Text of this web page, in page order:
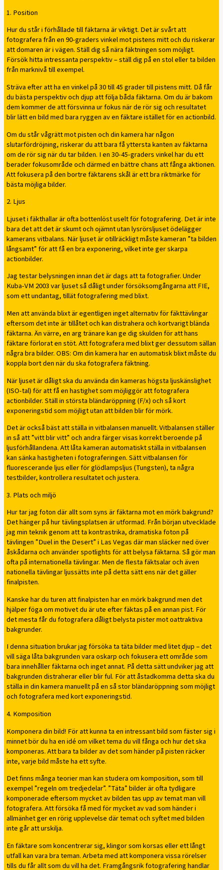
1. Position
Hur du står i förhållade till fäktarna är viktigt. Det är svårt att
fotografera från en 90-graders vinkel mot pistens mitt och du riskerar
att domaren är i vägen. Ställ dig så nära fäktningen som möjligt.
Försök hitta intressanta perspektiv – ställ dig på en stol eller ta bilden
från marknivå till exempel.
Sträva efter att ha en vinkel på 30 till 45 grader till pistens mitt. Då får
du bästa perspektiv och djup att följa båda fäktarna. Om du är bakom
dem kommer de att försvinna ur fokus när de rör sig och resultatet
blir lätt en bild med bara ryggen av en fäktare istället för en actionbild.
Om du står vågrätt mot pisten och din kamera har någon
slutarfördröjning, riskerar du att bara få yttersta kanten av fäktarna
om de rör sig när du tar bilden. I en 30-45-graders vinkel har du ett
berader fokusområde och därmed en bättre chans att fånga aktionen.
Att fokusera på den bortre fäktarens skål är ett bra riktmärke för
bästa möjliga bilder.
2. Ljus
Ljuset i fäkthallar är ofta bottenlöst uselt för fotografering. Det är inte
bara det att det är skumt och ojämnt utan lysrörsljuset ödelägger
kamerans vitbalans. När ljuset är otillräckligt måste kameran ”ta bilden
långsamt” för att få en bra exponering, vilket inte ger skarpa
actionbilder.
Jag testar belysningen innan det är dags att ta fotografier. Under
Kuba-VM 2003 var ljuset så dåligt under försöksomgångarna att FIE,
som ett undantag, tillät fotografering med blixt.
Men att använda blixt är egentligen inget alternativ för fäkttävlingar
eftersom det inte är tillåtet och kan distrahera och kortvarigt blända
fäktarna. Än värre, en arg tränare kan ge dig skulden för att hans
fäktare förlorat en stöt. Att fotografera med blixt ger dessutom sällan
några bra bilder. OBS: Om din kamera har en automatisk blixt måste du
koppla bort den när du ska fotografera fäktning.
När ljuset är dåligt ska du använda din kameras högsta ljuskänslighet
(ISO-tal) för att få en hastighet som möjliggör att fotografera
actionbilder. Ställ in största bländaröppning (F/x) och så kort
exponeringstid som möjligt utan att bilden blir för mörk.
Det är också bäst att ställa in vitbalansen manuellt. Vitbalansen ställer
in så att ”vitt blir vitt” och andra färger visas korrekt beroende på
ljusförhållandena. Att låta kameran automatiskt ställa in vitbalansen
kan sänka hastigheten i fotograferingen. Sätt vitbalansen för
fluorescerande ljus eller för glödlampsljus (Tungsten), ta några
testbilder, kontrollera resultatet och justera.
3. Plats och miljö
Hur tar jag foton där allt som syns är fäktarna mot en mörk bakgrund?
Det hänger på hur tävlingsplatsen är utformad. Från början utvecklade
jag min teknik genom att ta kontrastrika, dramatiska foton på
tävlingen ”Duel in the Desert” i Las Vegas där man släcker ned över
åskådarna och använder spotlights för att belysa fäktarna. Så gör man
ofta på internationella tävlingar. Men de flesta fäktsalar och även
nationella tävlingar ljussätts inte på detta sätt ens när det gäller
finalpisten.
Kanske har du turen att finalpisten har en mörk bakgrund men det
hjälper föga om motivet du är ute efter fäktas på en annan pist. För
det mesta får du fotografera dåligt belysta pister mot oattraktiva
bakgrunder.
I denna situation brukar jag försöka ta täta bilder med litet djup – det
vill säga låta bakgrunden vara oskarp och fokusera ett område som
bara innehåller fäktarna och inget annat. På detta sätt undviker jag att
bakgrunden distraherar eller blir ful. För att åstadkomma detta ska du
ställa in din kamera manuellt på en så stor bländaröppning som möjligt
och fotografera med kort exponeringstid.
4. Komposition
Komponera din bild! För att kunna ta en intressant bild som fäster sig i
minnet bör du ha en idé om vilket tema du vill fånga och hur det ska
komponeras. Att bara ta bilder av det som händer på pisten räcker
inte, varje bild måste ha ett syfte.
Det finns många teorier man kan studera om komposition, som till
exempel ”regeln om tredjedelar”. ”Täta” bilder är ofta tydligare
komponerade eftersom mycket av bilden tas upp av temat man vill
fotografera. Att försöka få med för mycket av vad som händer i
allmänhet ger en rörig upplevelse där temat och syftet med bilden
inte går att urskilja.
En fäktare som koncentrerar sig, klingor som korsas eller ett långt
utfall kan vara bra teman. Arbeta med att komponera vissa rörelser
tills du får allt som du vill ha det. Framgångsrik fotografering handlar